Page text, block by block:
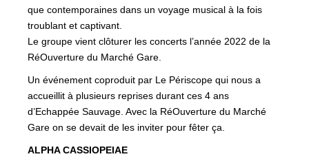
que contemporaines dans un voyage musical à la fois
troublant et captivant.
Le groupe vient clôturer les concerts l’année 2022 de la
RéOuverture du Marché Gare.
Un événement coproduit par Le Périscope qui nous a
accueillit à plusieurs reprises durant ces 4 ans
d’Echappée Sauvage. Avec la RéOuverture du Marché
Gare on se devait de les inviter pour fêter ça.
ALPHA CASSIOPEIAE